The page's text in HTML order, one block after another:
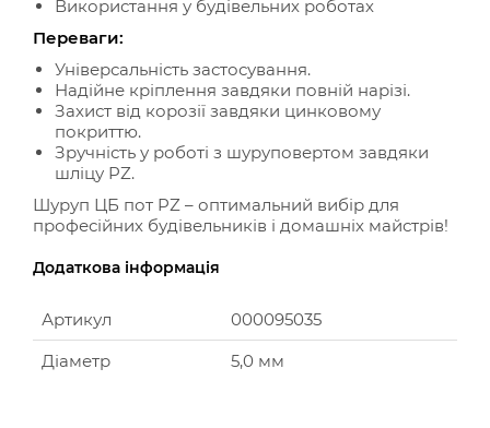
Використання у будівельних роботах
Переваги:
Універсальність застосування.
Надійне кріплення завдяки повній нарізі.
Захист від корозії завдяки цинковому
покриттю.
Зручність у роботі з шуруповертом завдяки
шліцу PZ.
Шуруп ЦБ пот PZ – оптимальний вибір для
професійних будівельників і домашніх майстрів!
Додаткова інформація
Артикул
000095035
Діаметр
5,0 мм